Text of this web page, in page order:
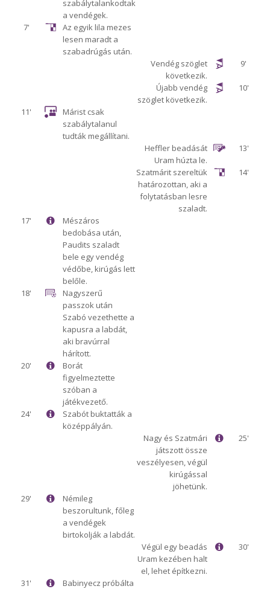
szabálytalankodtak
a vendégek.
7'
Az egyik lila mezes
lesen maradt a
szabadrúgás után.
9'
Vendég szöglet
következik.
10'
Újabb vendég
szöglet következik.
11'
Márist csak
szabálytalanul
tudták megállítani.
13'
Heffler beadását
Uram húzta le.
14'
Szatmárit szereltük
határozottan, aki a
folytatásban lesre
szaladt.
17'
Mészáros
bedobása után,
Paudits szaladt
bele egy vendég
védőbe, kirúgás lett
belőle.
18'
Nagyszerű
passzok után
Szabó vezethette a
kapusra a labdát,
aki bravúrral
hárított.
20'
Borát
figyelmeztette
szóban a
játékvezető.
24'
Szabót buktatták a
középpályán.
25'
Nagy és Szatmári
játszott össze
veszélyesen, végül
kirúgással
jöhetünk.
29'
Némileg
beszorultunk, főleg
a vendégek
birtokolják a labdát.
30'
Végül egy beadás
Uram kezében halt
el, lehet építkezni.
31'
Babinyecz próbálta